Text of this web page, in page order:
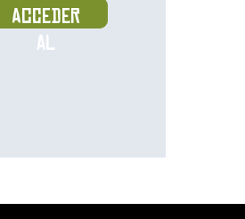
Acceder
al